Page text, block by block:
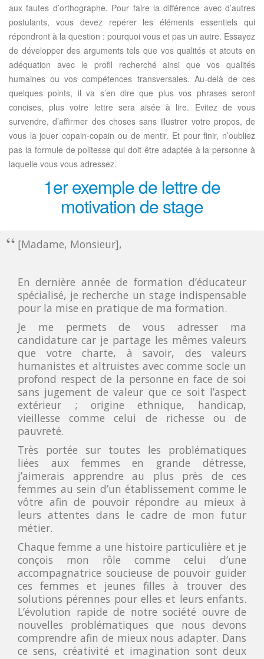
aux fautes d’orthographe. Pour faire la différence avec d’autres
postulants, vous devez repérer les éléments essentiels qui
répondront à la question : pourquoi vous et pas un autre. Essayez
de développer des arguments tels que vos qualités et atouts en
adéquation avec le profil recherché ainsi que vos qualités
humaines ou vos compétences transversales. Au-delà de ces
quelques points, il va s’en dire que plus vos phrases seront
concises, plus votre lettre sera aisée à lire. Evitez de vous
survendre, d’affirmer des choses sans illustrer votre propos, de
vous la jouer copain-copain ou de mentir. Et pour finir, n’oubliez
pas la formule de politesse qui doit être adaptée à la personne à
laquelle vous vous adressez.
1er exemple de lettre de
motivation de stage
[Madame, Monsieur],
En dernière année de formation d’éducateur
spécialisé, je recherche un stage indispensable
pour la mise en pratique de ma formation.
Je me permets de vous adresser ma
candidature car je partage les mêmes valeurs
que votre charte, à savoir, des valeurs
humanistes et altruistes avec comme socle un
profond respect de la personne en face de soi
sans jugement de valeur que ce soit l’aspect
extérieur ; origine ethnique, handicap,
vieillesse comme celui de richesse ou de
pauvreté.
Très portée sur toutes les problématiques
liées aux femmes en grande détresse,
j’aimerais apprendre au plus près de ces
femmes au sein d’un établissement comme le
vôtre afin de pouvoir répondre au mieux à
leurs attentes dans le cadre de mon futur
métier.
Chaque femme a une histoire particulière et je
conçois mon rôle comme celui d’une
accompagnatrice soucieuse de pouvoir guider
ces femmes et jeunes filles à trouver des
solutions pérennes pour elles et leurs enfants.
L’évolution rapide de notre société ouvre de
nouvelles problématiques que nous devons
comprendre afin de mieux nous adapter. Dans
ce sens, créativité et imagination sont deux